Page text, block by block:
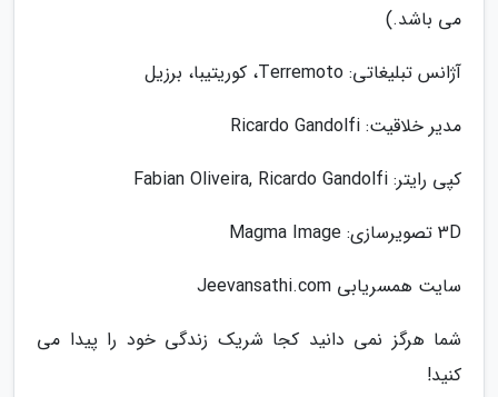
می باشد.)
آژانس تبلیغاتی: Terremoto، کوریتیبا، برزیل
مدیر خلاقیت: Ricardo Gandolfi
کپی رایتر: Fabian Oliveira, Ricardo Gandolfi
3D تصویرسازی: Magma Image
سایت همسریابی Jeevansathi.com
شما هرگز نمی دانید کجا شریک زندگی خود را پیدا می
کنید!